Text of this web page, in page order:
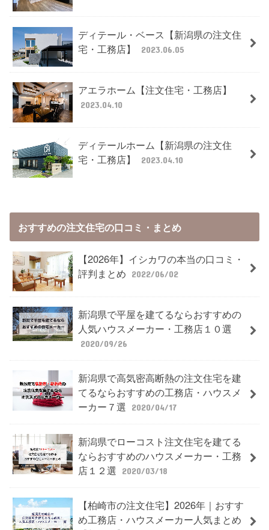
ディテール・ベース【新潟県の注文住
宅・工務店】
2023.06.05
アエラホーム【注文住宅・工務店】
2023.04.10
ディテールホーム【新潟県の注文住
宅・工務店】
2023.04.10
おすすめの注文住宅の口コミ・まとめ
【2026年】イシカワの本当の口コミ・
評判まとめ
2022/06/02
新潟県で平屋を建てるならおすすめの
人気ハウスメーカー・工務店１０選
2020/09/26
新潟県で高気密高断熱の注文住宅を建
てるならおすすめの工務店・ハウスメ
ーカー７選
2020/04/17
新潟県でローコスト注文住宅を建てる
ならおすすめのハウスメーカー・工務
店１２選
2020/03/18
【柏崎市の注文住宅】2026年｜おすす
め工務店・ハウスメーカー人気まとめ